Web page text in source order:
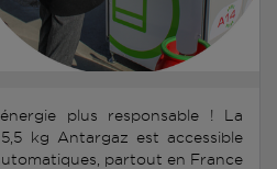
plus responsable ! La
kg Antargaz est accessible
partout en France